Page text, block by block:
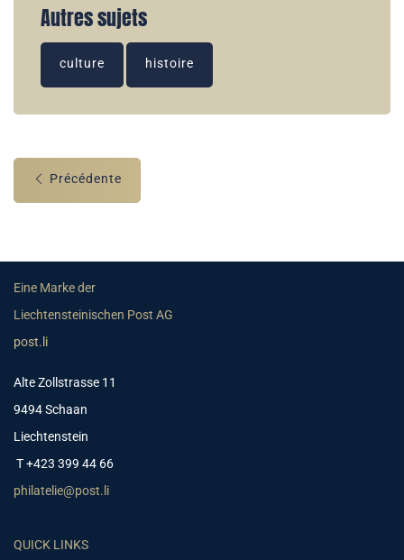
Autres sujets
culture histoire
Précédente
Eine Marke der
Liechtensteinischen Post AG
post.li
Alte Zollstrasse 11
9494 Schaan
Liechtenstein
T +423 399 44 66
philatelie@post.li
QUICK LINKS